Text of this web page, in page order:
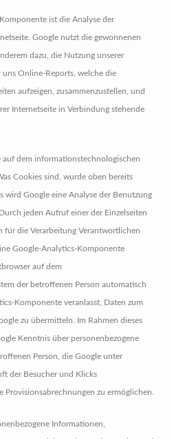
ist die Analyse der
Google nutzt die gewonnenen
dazu, die Nutzung unserer
Online-Reports, welche die
aufzeigen, zusammenzustellen, und
Internetseite in Verbindung stehende
auf dem informationstechnologischen
Cookies sind, wurde oben bereits
wird Google eine Analyse der Benutzung
jeden Aufruf einer der Einzelseiten
für die Verarbeitung Verantwortlichen
Google-Analytics-Komponente
auf dem
der betroffenen Person automatisch
Komponente veranlasst, Daten zum
zu übermitteln. Im Rahmen dieses
Kenntnis über personenbezogene
Person, die Google unter
der Besucher und Klicks
Provisionsabrechnungen zu ermöglichen.
Informationen,